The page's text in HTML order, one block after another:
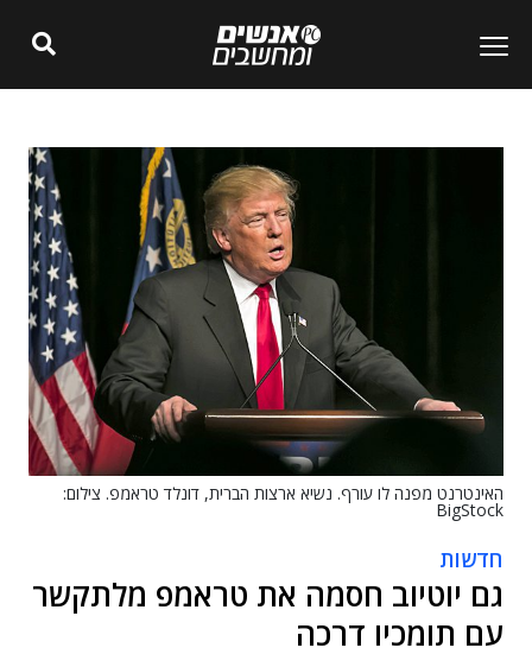
האינטרנט מפנה לו עורף. נשיא ארצות הברית, דונלד טראמפ. צילום:
BigStock
חדשות
גם יוטיוב חסמה את טראמפ מלתקשר
עם תומכיו דרכה